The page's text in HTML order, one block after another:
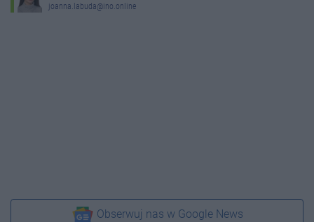
joanna.labuda@ino.online
Obserwuj nas w Google News